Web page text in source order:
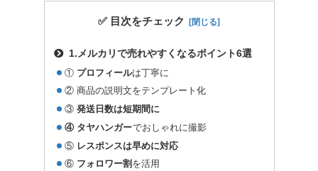
✅ 目次をチェック
1.メルカリで売れやすくなるポイント6選
① プロフィールは丁寧に
② 商品の説明文をテンプレート化
③ 発送日数は短期間に
④ タヤハンガーでおしゃれに撮影
⑤ レスポンスは早めに対応
⑥ フォロワー割 を活用